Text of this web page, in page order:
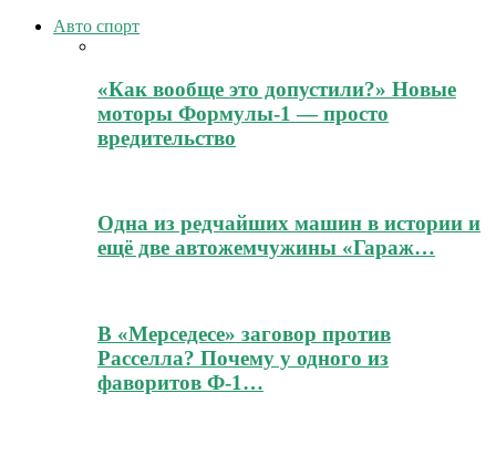
Авто спорт
«Как вообще это допустили?» Новые
моторы Формулы-1 — просто
вредительство
Одна из редчайших машин в истории и
ещё две автожемчужины «Гараж…
В «Мерседесе» заговор против
Расселла? Почему у одного из
фаворитов Ф-1…